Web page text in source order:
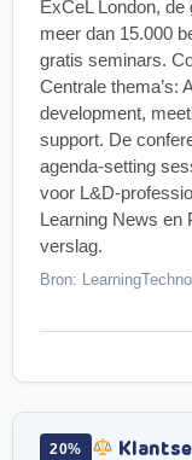
ExCeL London,
meer dan 15.000
gratis seminars.
Centrale thema’s:
development,
support. De
agenda-setting
voor L&D-
Learning News en
verslag.
Bron:
20%